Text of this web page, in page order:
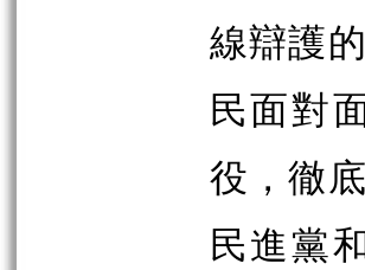
線辯護
民面對
役，徹
民進黨